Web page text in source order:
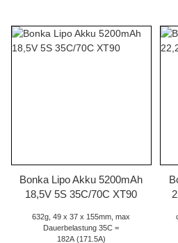
Bonka Lipo Akku 5200mAh
18,5V 5S 35C/70C XT90
632g, 49 x 37 x 155mm, max
Dauerbelastung 35C =
182A (171.5A)